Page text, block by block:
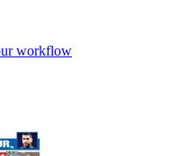
workflow